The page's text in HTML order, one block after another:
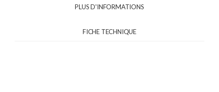
PLUS D'INFORMATIONS
FICHE TECHNIQUE